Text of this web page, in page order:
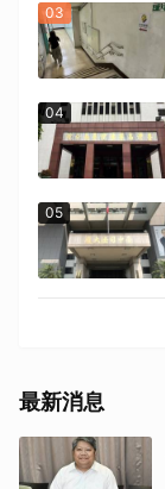
03
04
05
最新消息